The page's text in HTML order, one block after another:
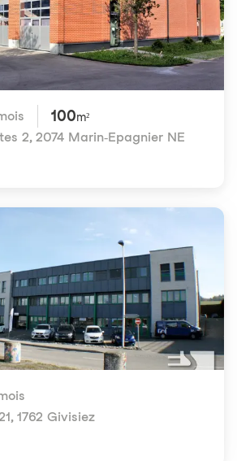
100m²
2, 2074 Marin-Epagnier NE
, 1762 Givisiez